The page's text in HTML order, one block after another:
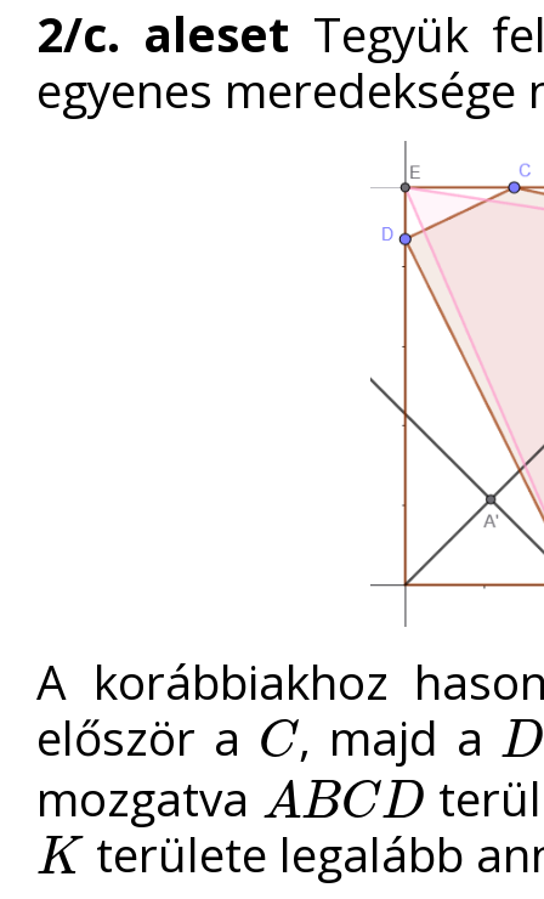
2/c. aleset Tegyük
egyenes meredeksége
A korábbiakhoz
először a C
C , majd a D
D
mozgatva ABCD
ABCD
K
K
területe legalább